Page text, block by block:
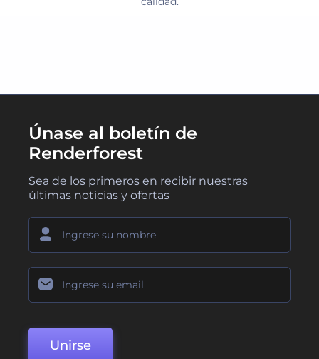
Únase al boletín de
Renderforest
Sea de los primeros en recibir nuestras
últimas noticias y ofertas
Unirse